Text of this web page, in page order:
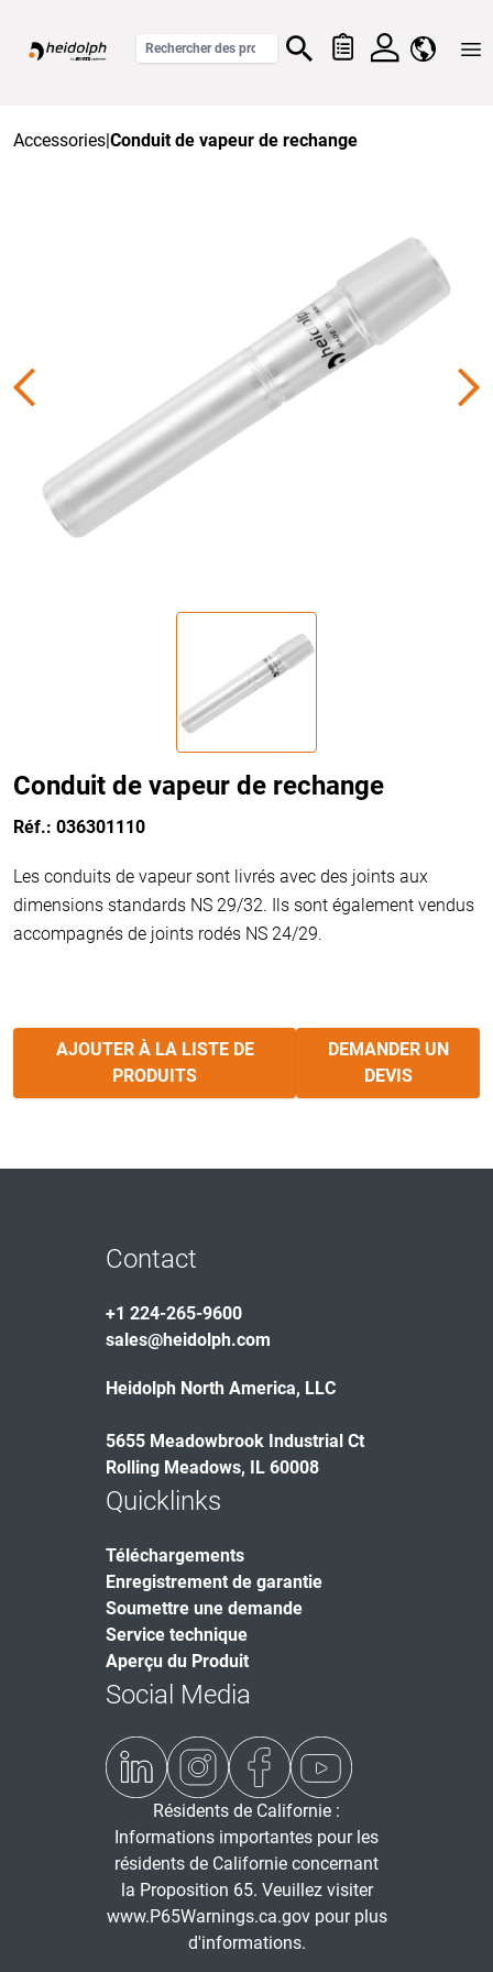
Accessories|Conduit de vapeur de rechange
Conduit de vapeur de rechange
Réf.: 036301110
Les conduits de vapeur sont livrés avec des joints aux
dimensions standards NS 29/32. Ils sont également vendus
accompagnés de joints rodés NS 24/29.
AJOUTER À LA LISTE DE
PRODUITS
DEMANDER UN
DEVIS
Contact
+1 224-265-9600
sales@heidolph.com
Heidolph North America, LLC
5655 Meadowbrook Industrial Ct
Rolling Meadows, IL 60008
Quicklinks
Téléchargements
Enregistrement de garantie
Soumettre une demande
Service technique
Aperçu du Produit
Social Media
Résidents de Californie :
Informations importantes pour les
résidents de Californie concernant
la Proposition 65. Veuillez visiter
www.P65Warnings.ca.govpour plus
d'informations.